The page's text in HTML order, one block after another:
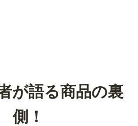
が語る商品の裏
側！